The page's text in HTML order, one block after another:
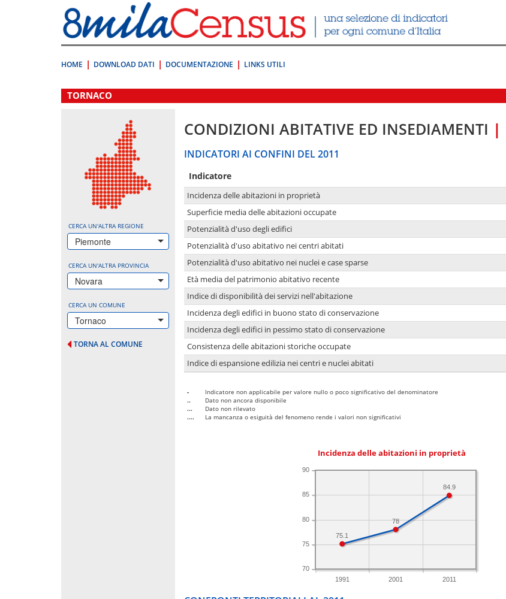
direttamente
a:
Contenuto
HOME DOWNLOAD DATI DOCUMENTAZIONE LINKS UTILI
.
TORNACO
CERCA UN'ALTRA REGIONE
Piemonte
CERCA UN'ALTRA PROVINCIA
Novara
CERCA UN COMUNE
Tornaco
TORNA AL COMUNE
CONDIZIONI ABITATIVE ED INSEDIAMENTI |
INDICATORI AI CONFINI DEL 2011
Indicatore
Incidenza delle abitazioni in proprietà
Superficie media delle abitazioni occupate
Potenzialità d'uso degli edifici
Potenzialità d'uso abitativo nei centri abitati
Potenzialità d'uso abitativo nei nuclei e case sparse
Età media del patrimonio abitativo recente
Indice di disponibilità dei servizi nell'abitazione
Incidenza degli edifici in buono stato di conservazione
Incidenza degli edifici in pessimo stato di conservazione
Consistenza delle abitazioni storiche occupate
Indice di espansione edilizia nei centri e nuclei abitati
-
Indicatore non applicabile per valore nullo o poco significativo del denominatore
..
Dato non ancora disponibile
...
Dato non rilevato
....
La mancanza o esiguità del fenomeno rende i valori non significativi
Incidenza delle abitazioni in proprietà
1991 2001 2011
70
75
80
85
90
84.9
78
75.1